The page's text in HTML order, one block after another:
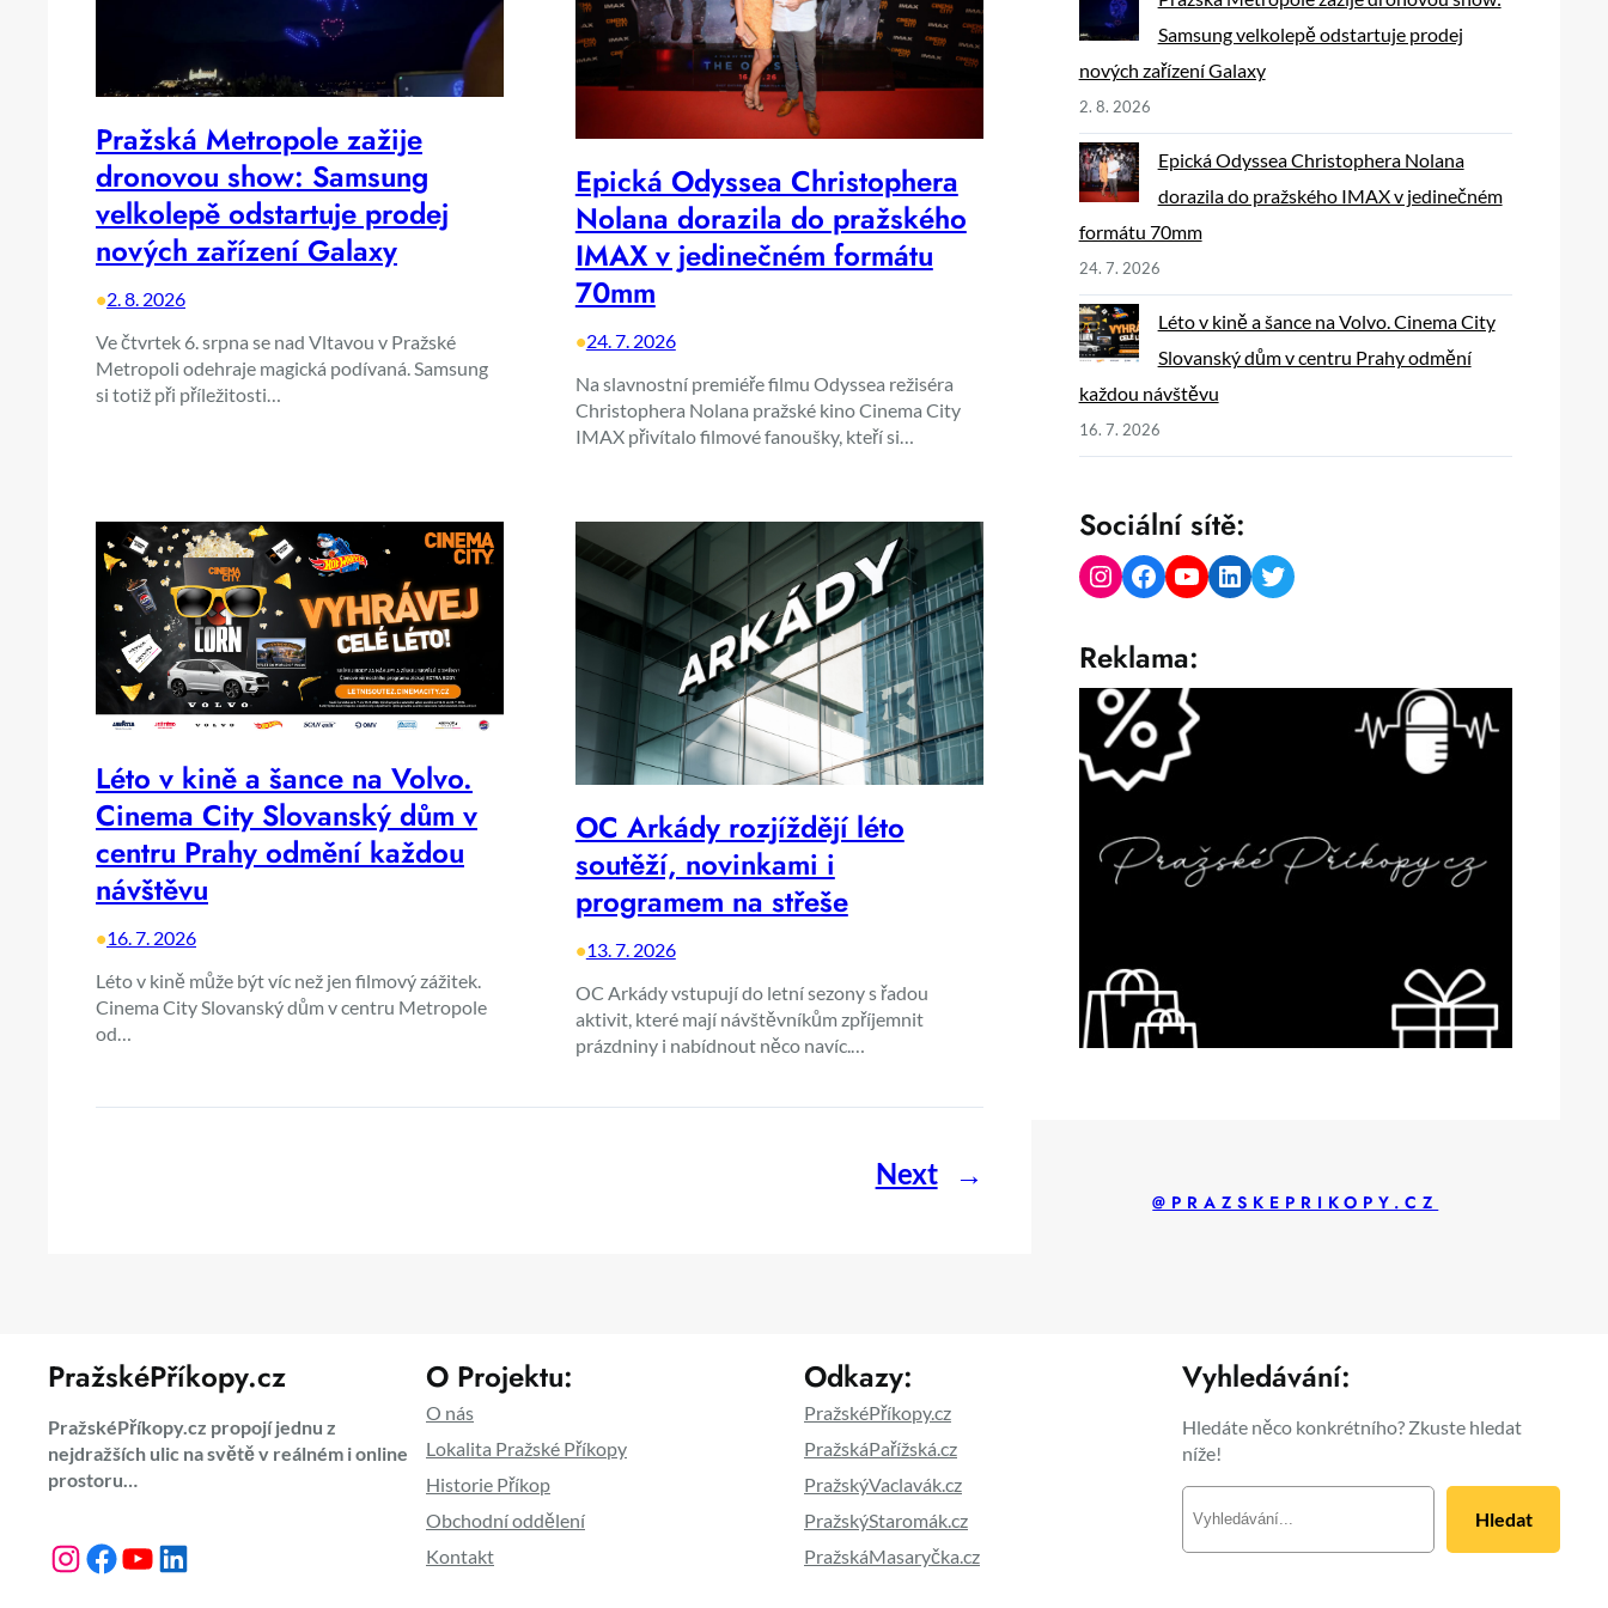
Pražská Metropole zažije
dronovou show: Samsung
velkolepě odstartuje prodej
nových zařízení Galaxy
•2. 8. 2026
Ve čtvrtek 6. srpna se nad Vltavou v Pražské
Metropoli odehraje magická podívaná. Samsung
si totiž při příležitosti…
Epická Odyssea Christophera
Nolana dorazila do pražského
IMAX v jedinečném formátu
70mm
•24. 7. 2026
Na slavnostní premiéře filmu Odyssea režiséra
Christophera Nolana pražské kino Cinema City
IMAX přivítalo filmové fanoušky, kteří si…
Léto v kině a šance na Volvo.
Cinema City Slovanský dům v
centru Prahy odmění každou
návštěvu
•16. 7. 2026
Léto v kině může být víc než jen filmový zážitek.
Cinema City Slovanský dům v centru Metropole
od…
OC Arkády rozjíždějí léto
soutěží, novinkami i
programem na střeše
•13. 7. 2026
OC Arkády vstupují do letní sezony s řadou
aktivit, které mají návštěvníkům zpříjemnit
prázdniny i nabídnout něco navíc.…
Next →
Samsung velkolepě odstartuje prodej
nových zařízení Galaxy
2. 8. 2026
Epická Odyssea Christophera Nolana
dorazila do pražského IMAX v jedinečném
formátu 70mm
24. 7. 2026
Léto v kině a šance na Volvo. Cinema City
Slovanský dům v centru Prahy odmění
každou návštěvu
16. 7. 2026
Sociální sítě:
Instagram Facebook YouTube LinkedIn Twitter
Reklama:
@PRAZSKEPRIKOPY.CZ
PražskéPříkopy.cz
PražskéPříkopy.cz propojí jednu z
nejdražších ulic na světě v reálném i online
prostoru…
Instagram Facebook YouTube LinkedIn
O Projektu:
O nás
Lokalita Pražské Příkopy
Historie Příkop
Obchodní oddělení
Kontakt
Odkazy:
PražskéPříkopy.cz
PražskáPařížská.cz
PražskýVaclavák.cz
PražskýStaromák.cz
PražskáMasaryčka.cz
Vyhledávání:
Hledáte něco konkrétního? Zkuste hledat
níže!
Hledat